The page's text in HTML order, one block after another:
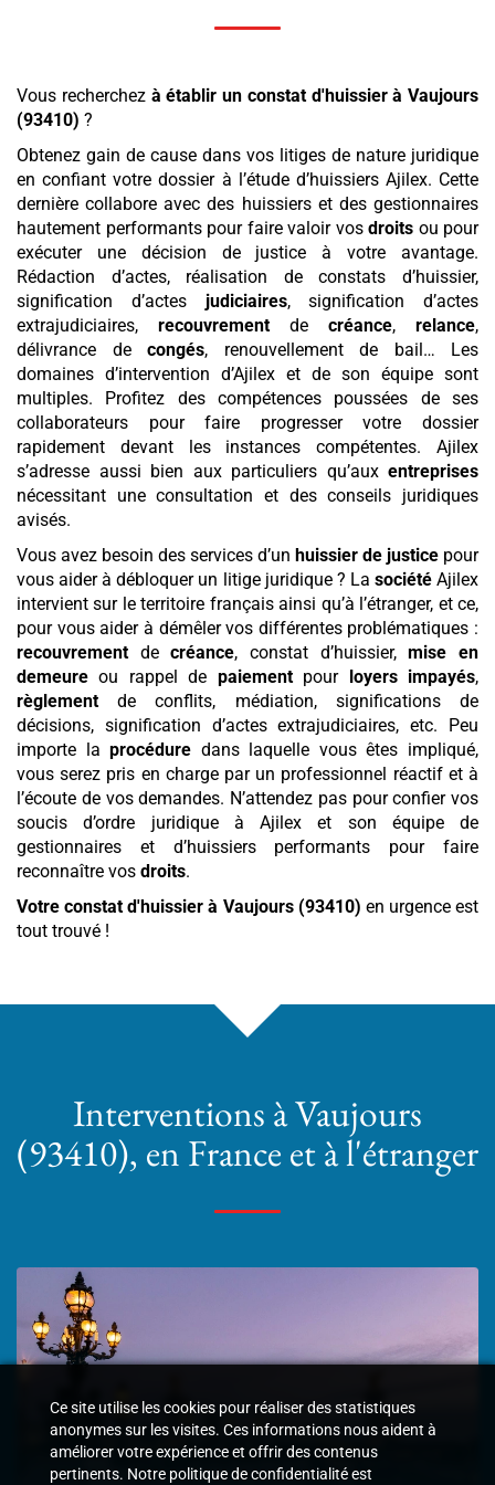
Vous recherchez à établir un constat d'huissier à Vaujours
(93410) ?
Obtenez gain de cause dans vos litiges de nature juridique
en confiant votre dossier à l’étude d’huissiers Ajilex. Cette
dernière collabore avec des huissiers et des gestionnaires
hautement performants pour faire valoir vos droits ou pour
exécuter une décision de justice à votre avantage.
Rédaction d’actes, réalisation de constats d’huissier,
signification d’actes judiciaires, signification d’actes
extrajudiciaires, recouvrement de créance, relance,
délivrance de congés, renouvellement de bail… Les
domaines d’intervention d’Ajilex et de son équipe sont
multiples. Profitez des compétences poussées de ses
collaborateurs pour faire progresser votre dossier
rapidement devant les instances compétentes. Ajilex
s’adresse aussi bien aux particuliers qu’aux entreprises
nécessitant une consultation et des conseils juridiques
avisés.
Vous avez besoin des services d’un huissier de justice pour
vous aider à débloquer un litige juridique ? La sociétéAjilex
intervient sur le territoire français ainsi qu’à l’étranger, et ce,
pour vous aider à démêler vos différentes problématiques :
recouvrement decréance, constat d’huissier,mise en
demeure ou rappel de paiementpour loyers impayés,
règlement de conflits, médiation, significations de
décisions, signification d’actes extrajudiciaires, etc. Peu
importe laprocédure dans laquelle vous êtes impliqué,
vous serez pris en charge par un professionnel réactif et à
l’écoute de vos demandes. N’attendez pas pour confier vos
soucis d’ordre juridique à Ajilex et son équipe de
gestionnaires et d’huissiers performants pour faire
reconnaître vos droits.
Votre constat d'huissier à Vaujours (93410) en urgence est
tout trouvé !
Interventions à Vaujours
(93410), en France et à l'étranger
Ce site utilise les cookies pour réaliser des statistiques
anonymes sur les visites. Ces informations nous aident à
améliorer votre expérience et offrir des contenus
pertinents. Notre politique de confidentialité est